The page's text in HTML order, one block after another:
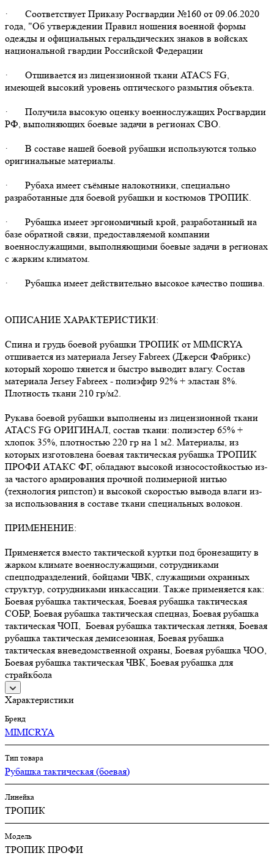
· Соответствует Приказу Росгвардии №160 от 09.06.2020
года, "Об утверждении Правил ношения военной формы
одежды и официальных геральдических знаков в войсках
национальной гвардии Российской Федерации
· Отшивается из лицензионной ткани ATACS FG,
имеющей высокий уровень оптического размытия объекта.
· Получила высокую оценку военнослужащих Росгвардии
РФ, выполняющих боевые задачи в регионах СВО.
· В составе нашей боевой рубашки используются только
оригинальные материалы.
· Рубаха имеет съёмные налокотники, специально
разработанные для боевой рубашки и костюмов ТРОПИК.
· Рубашка имеет эргономичный крой, разработанный на
базе обратной связи, предоставляемой компании
военнослужащими, выполняющими боевые задачи в регионах
с жарким климатом.
· Рубашка имеет действительно высокое качество пошива.
ОПИСАНИЕ ХАРАКТЕРИСТИКИ:
Спина и грудь боевой рубашки ТРОПИК от MIMICRYA
отшивается из материала Jersey Fabreex (Джерси Фабрикс)
который хорошо тянется и быстро выводит влагу. Состав
материала Jersey Fabreex - полиэфир 92% + эластан 8%.
Плотность ткани 210 гр/м2.
Рукава боевой рубашки выполнены из лицензионной ткани
ATACS FG ОРИГИНАЛ, состав ткани: полиэстер 65% +
хлопок 35%, плотностью 220 гр на 1 м2. Материалы, из
которых изготовлена боевая тактическая рубашка ТРОПИК
ПРОФИ АТАКС ФГ, обладают высокой износостойкостью из-
за частого армирования прочной полимерной нитью
(технология рипстоп) и высокой скоростью вывода влаги из-
за использования в составе ткани специальных волокон.
ПРИМЕНЕНИЕ:
Применяется вместо тактической куртки под бронезащиту в
жарком климате военнослужащими, сотрудниками
спецподразделений, бойцами ЧВК, служащими охранных
структур, сотрудниками инкассации. Также применяется как:
Боевая рубашка тактическая, Боевая рубашка тактическая
СОБР, Боевая рубашка тактическая спецназ, Боевая рубашка
тактическая ЧОП, Боевая рубашка тактическая летняя, Боевая
рубашка тактическая демисезонная, Боевая рубашка
тактическая вневедомственной охраны, Боевая рубашка ЧОО,
Боевая рубашка тактическая ЧВК, Боевая рубашка для
страйкбола
Характеристики
Бренд
MIMICRYA
Тип товара
Рубашка тактическая (боевая)
Линейка
ТРОПИК
Модель
ТРОПИК ПРОФИ